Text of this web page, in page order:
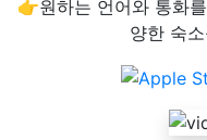
👉원하는 언어와 통화
양한 숙